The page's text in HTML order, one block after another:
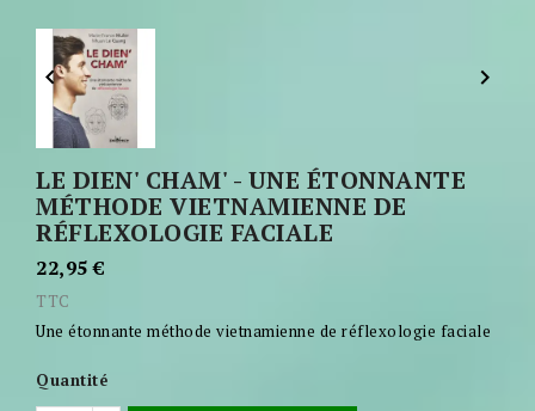
 
LE DIEN' CHAM' - UNE ÉTONNANTE
MÉTHODE VIETNAMIENNE DE
RÉFLEXOLOGIE FACIALE
22,95 €
TTC
Une étonnante méthode vietnamienne de réflexologie faciale
Quantité